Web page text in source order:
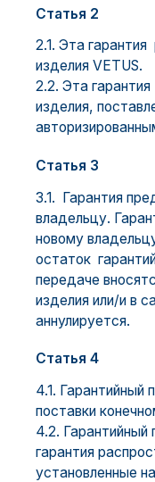
Статья 2
2.1. Эта
изделия VETUS.
2.2. Эта
изделия,
Статья 3
3.1. Гарантия
владельцу.
новому
остаток
передаче
изделия или/и в
аннулируется.
Статья 4
4.1. Гарантийный
поставки
4.2.
гарантия
установленные